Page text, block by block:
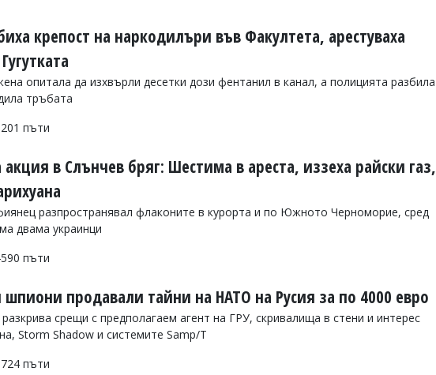
крепост на наркодилъри във Факултета, арестуваха
опитала да изхвърли десетки дози фентанил в канал, а полицията разбила
тръбата
пъти
в Слънчев бряг: Шестима в ареста, иззеха райски газ,
разпространявал флаконите в курорта и по Южното Черноморие, сред
двама украинци
пъти
шпиони продавали тайни на НАТО на Русия за по 4000 евро
срещи с предполагаем агент на ГРУ, скривалища в стени и интерес
Storm Shadow и системите Samp/T
пъти